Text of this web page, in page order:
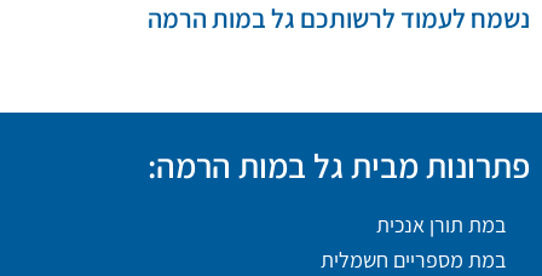
נשמח לעמוד לרשותכם גל במות הרמה
פתרונות מבית גל במות הרמה:
במת תורן אנכית
במת מספריים חשמלית